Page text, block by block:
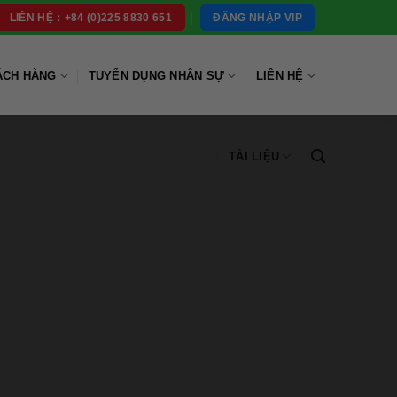
LIÊN HỆ：+84 (0)225 8830 651 ĐĂNG NHẬP VIP
HÀNG TUYỂN DỤNG NHÂN SỰ LIÊN HỆ
TÀI LIỆU